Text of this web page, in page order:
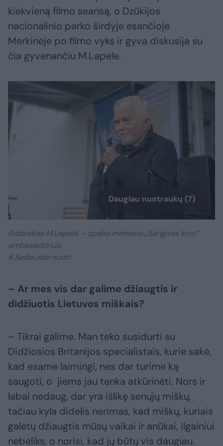
kiekvieną filmo seansą, o Dzūkijos
nacionalinio parko širdyje esančioje
Merkinėje po filmo vyks ir gyva diskusija su
čia gyvenančiu M.Lapele.
Daugiau nuotraukų (7)
Botanikas M.Lapelė – spalio mėnesio „Sengirės kino“
ambasadorius.
R.Sadausko nuotr.
– Ar mes vis dar galime džiaugtis ir
didžiuotis Lietuvos miškais?
– Tikrai galime. Man teko susidurti su
Didžiosios Britanijos specialistais, kurie sakė,
kad esame laimingi, nes dar turime ką
saugoti, o jiems jau tenka atkūrinėti. Nors ir
labai nedaug, dar yra išlikę senųjų miškų,
tačiau kyla didelis nerimas, kad miškų, kuriais
galėtų džiaugtis mūsų vaikai ir anūkai, ilgainiui
nebeliks, o norisi, kad jų būtų vis daugiau.